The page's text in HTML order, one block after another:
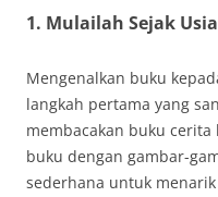
1. Mulailah Sejak
Mengenalkan buku
langkah pertama yang
membacakan buku
buku dengan gambar-
sederhana untuk